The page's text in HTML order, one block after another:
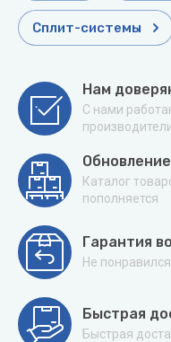
Сплит-системы
Нам
С нами
Каталог
пополняется
Гарантия
Не
Быстрая
Быстрая